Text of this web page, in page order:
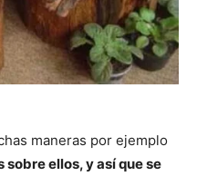
maneras por ejemplo
ellos, y así que se